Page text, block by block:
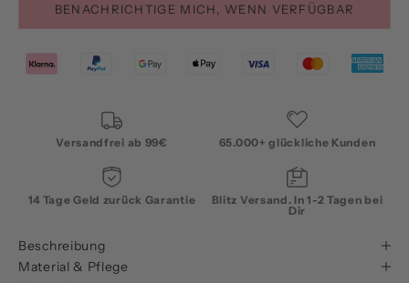
BENACHRICHTIGE MICH, WENN VERFÜGBAR
Versandfrei ab 99€ 65.000+ glückliche Kunden
14 Tage Geld zurück Garantie
Blitz Versand. In 1-2 Tagen bei
Dir
Beschreibung
Material & Pflege